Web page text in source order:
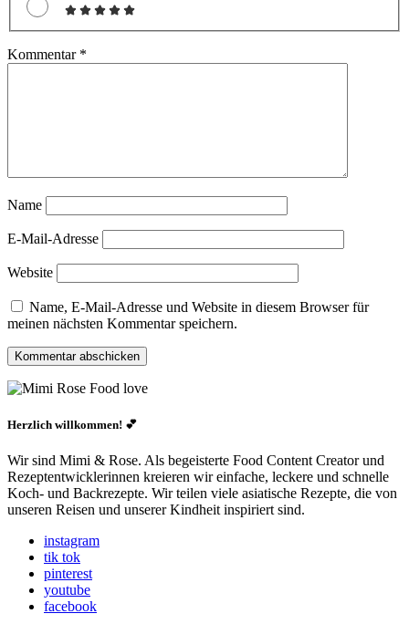
Kommentar *
Name
E-Mail-Adresse
Website
Name, E-Mail-Adresse und Website in diesem Browser für
meinen nächsten Kommentar speichern.
Herzlich willkommen! 💕
Wir sind Mimi & Rose. Als begeisterte Food Content Creator und
Rezeptentwicklerinnen kreieren wir einfache, leckere und schnelle
Koch- und Backrezepte. Wir teilen viele asiatische Rezepte, die von
unseren Reisen und unserer Kindheit inspiriert sind.
instagram
tik tok
pinterest
youtube
facebook